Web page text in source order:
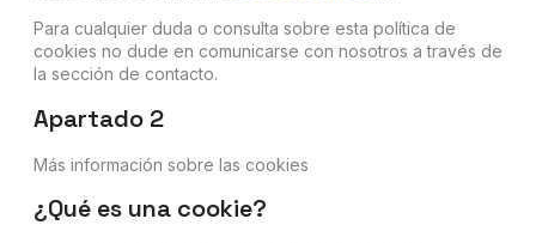
Para cualquier duda o consulta sobre esta política de
cookies no dude en comunicarse con nosotros a través de
la sección de contacto.
Apartado 2
Más información sobre las cookies
¿Qué es una cookie?